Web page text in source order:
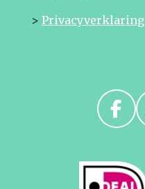
> Privacyverklaring
F
e